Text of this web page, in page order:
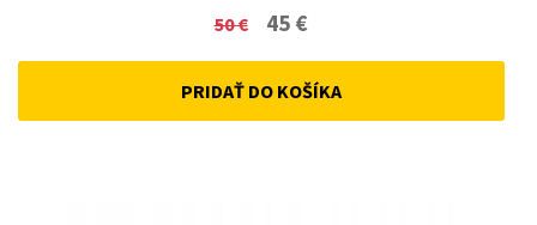
50€
Original
price
was:
45 €
price
is:
PRIDAŤ DO KOŠÍKA